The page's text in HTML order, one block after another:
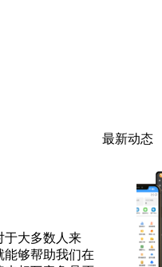
于大多数人来
够帮助我们在
最新动态